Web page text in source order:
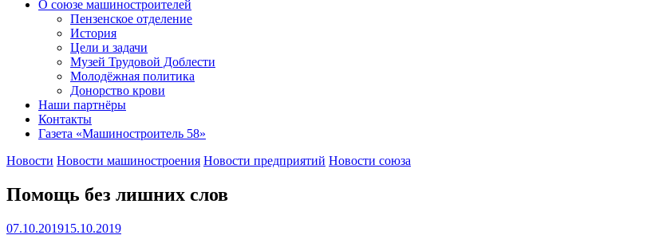
О союзе машиностроителей
Пензенское отделение
История
Цели и задачи
Музей Трудовой Доблести
Молодёжная политика
Донорство крови
Наши партнёры
Контакты
Газета «Машиностроитель 58»
Новости Новости машиностроения Новости предприятий Новости союза
Помощь без лишних слов
07.10.201915.10.2019